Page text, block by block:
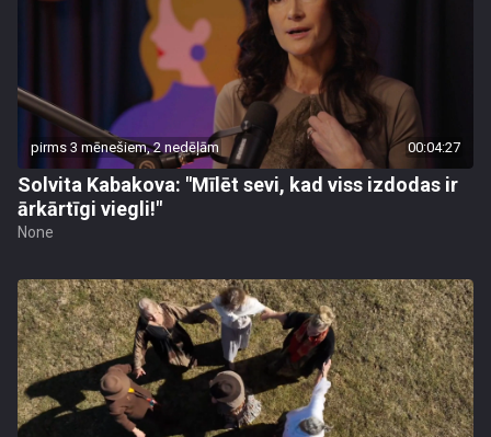
pirms 3 mēnešiem, 2 nedēļām 00:04:27
Solvita Kabakova: "Mīlēt sevi, kad viss izdodas ir
ārkārtīgi viegli!"
None